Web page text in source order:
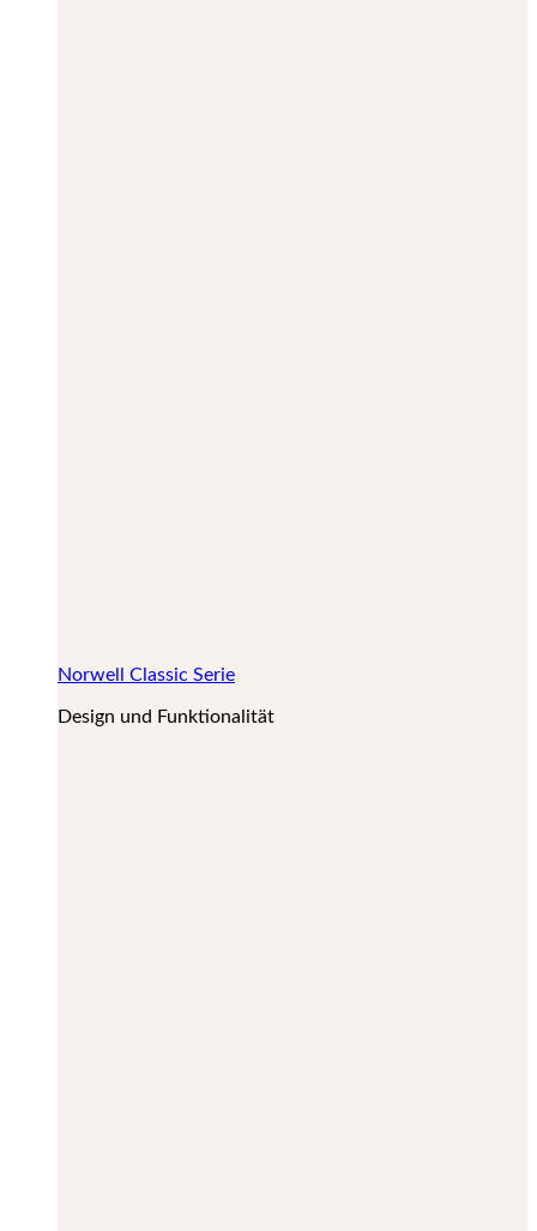
Norwell Classic Serie
Design und Funktionalität